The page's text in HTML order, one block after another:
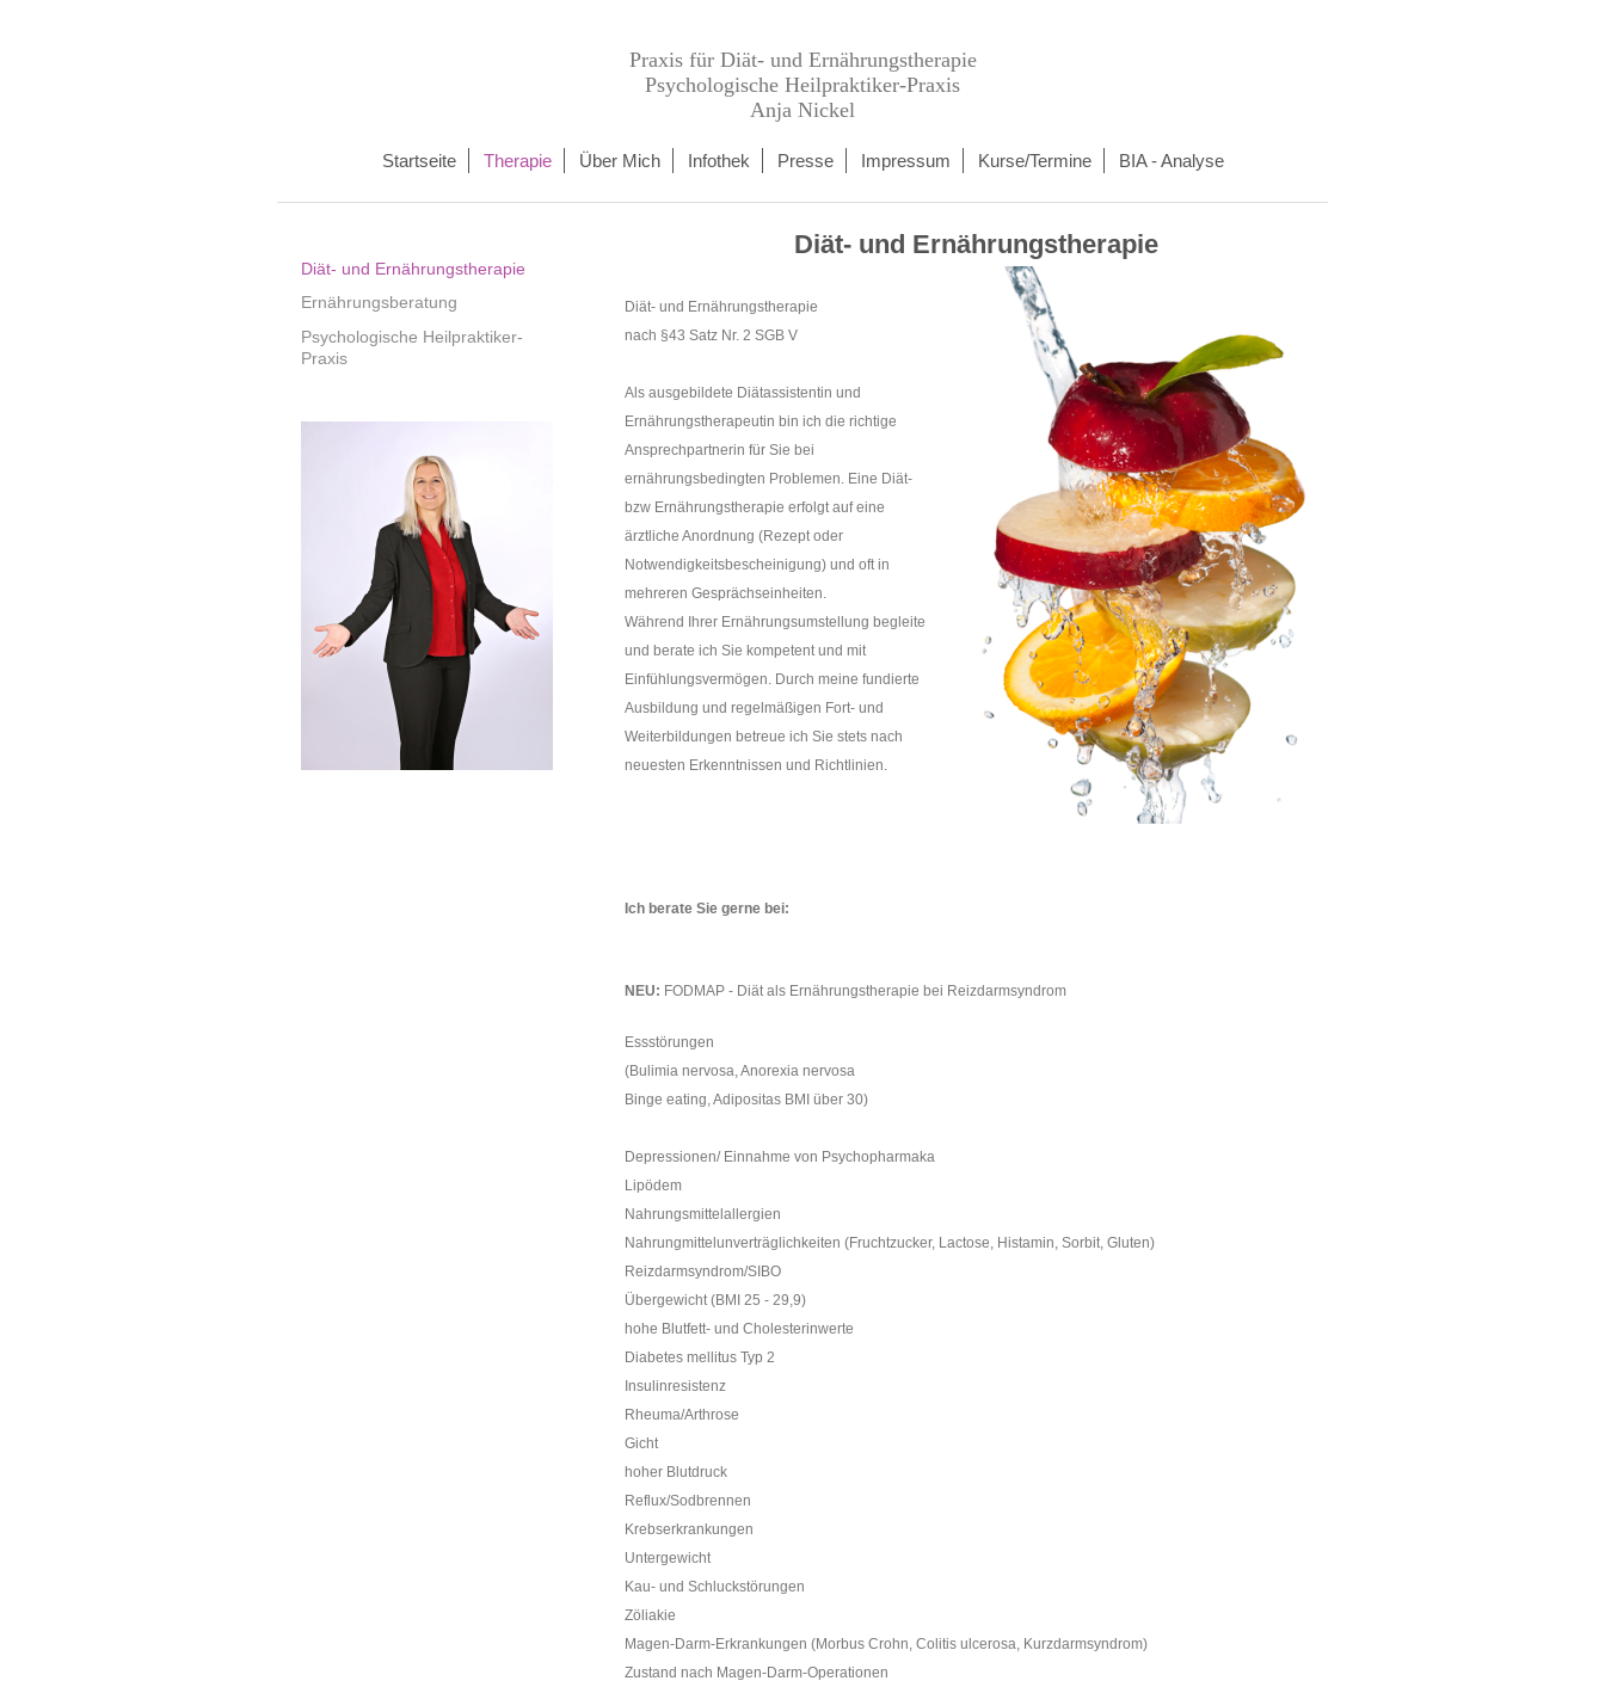
Praxis für Diät- und Ernährungstherapie
Psychologische Heilpraktiker-Praxis
Anja Nickel
Startseite Therapie Über Mich Infothek Presse Impressum Kurse/Termine BIA - Analyse
Diät- und Ernährungstherapie
Diät- und Ernährungstherapie
nach §43 Satz Nr. 2 SGB V
Als ausgebildete Diätassistentin und
Ernährungstherapeutin bin ich die richtige
Ansprechpartnerin für Sie bei
ernährungsbedingten Problemen. Eine Diät-
bzw Ernährungstherapie erfolgt auf eine
ärztliche Anordnung (Rezept oder
Notwendigkeitsbescheinigung) und oft in
mehreren Gesprächseinheiten.
Während Ihrer Ernährungsumstellung begleite
und berate ich Sie kompetent und mit
Einfühlungsvermögen. Durch meine fundierte
Ausbildung und regelmäßigen Fort- und
Weiterbildungen betreue ich Sie stets nach
neuesten Erkenntnissen und Richtlinien.
Ich berate Sie gerne bei:
N EU: FODMAP - Diät als Ernährungstherapie bei Reizdarmsyndrom
Essstörungen
(Bulimia nervosa, Anorexia nervosa
Binge eating, Adipositas BMI über 30)
Depressionen/ Einnahme von Psychopharmaka
Lipödem
Nahrungsmittelallergien
Nahrungmittelunverträglichkeiten (Fruchtzucker, Lactose, Histamin, Sorbit, Gluten)
Reizdarmsyndrom/SIBO
Übergewicht (BMI 25 - 29,9)
hohe Blutfett- und Cholesterinwerte
Diabetes mellitus Typ 2
Insulinresistenz
Rheuma/Arthrose
Gicht
hoher Blutdruck
Reflux/Sodbrennen
Krebserkrankungen
Untergewicht
Kau- und Schluckstörungen
Zöliakie
Magen-Darm-Erkrankungen (Morbus Crohn, Colitis ulcerosa, Kurzdarmsyndrom)
Zustand nach Magen-Darm-Operationen
Diät- und Ernährungstherapie
Ernährungsberatung
Psychologische Heilpraktiker-
Praxis